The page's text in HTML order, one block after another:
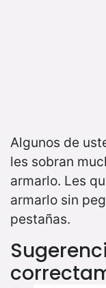
Algunos de
les sobran
armarlo. Les
armarlo sin
pestañas.